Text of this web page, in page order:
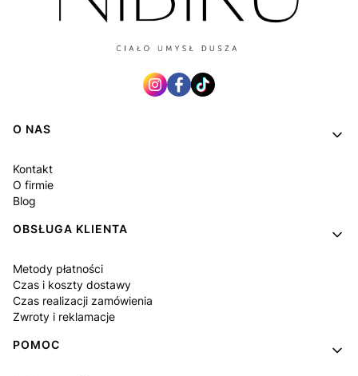
Linki w stopce
O NAS
Kontakt
O firmie
Blog
OBSŁUGA KLIENTA
Metody płatności
Czas i koszty dostawy
Czas realizacji zamówienia
Zwroty i reklamacje
POMOC